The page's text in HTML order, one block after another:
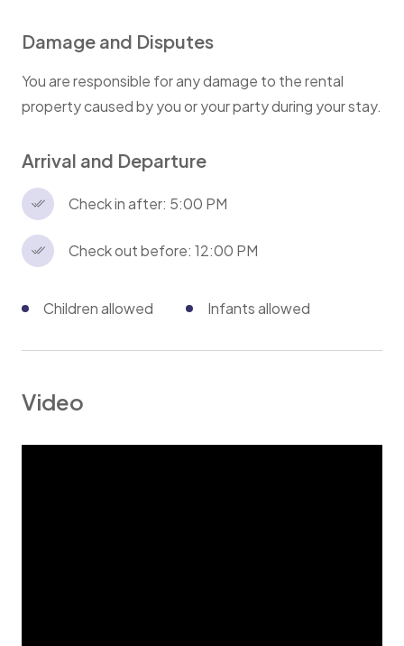
Damage and Disputes
You are responsible for any damage to the rental
property caused by you or your party during your stay.
Arrival and Departure
Check in after: 5:00 PM
Check out before: 12:00 PM
Children allowed Infants allowed
Video